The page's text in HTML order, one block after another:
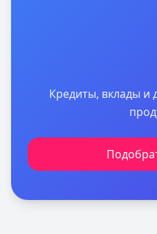
Кредиты, вклады и